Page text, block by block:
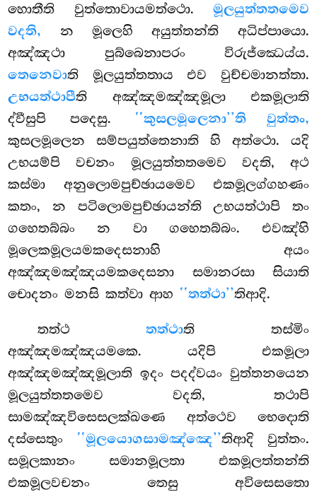
හොතීති වුත්තොවායමත්ථො. මූලයුත්තතමෙව
වදති, න මූලෙහි අයුත්තන්ති අධිප්පායො.
අඤ්ඤථා පුබ්බෙනාපරං විරුජ්ඣෙය්ය.
තෙනෙවාති මූලයුත්තතාය එව වුච්චමානත්තා.
උභයත්ථාපීති අඤ්ඤමඤ්ඤමූලා එකමූලාති
ද්වීසුපි පදෙසු. ‘‘කුසලමූලෙනා’’ති වුත්තං,
කුසලමූලෙන සම්පයුත්තෙනාති හි අත්ථො. යදි
උභයම්පි වචනං මූලයුත්තතමෙව වදති, අථ
කස්මා අනුලොමපුච්ඡායමෙව එකමූලග්ගහණං
කතං, න පටිලොමපුච්ඡායන්ති උභයත්ථාපි තං
ගහෙතබ්බං න වා ගහෙතබ්බං. එවඤ්හි
මූලෙකමූලයමකදෙසනාහි අයං
අඤ්ඤමඤ්ඤයමකදෙසනා සමානරසා සියාති
චොදනං මනසි කත්වා ආහ ‘‘තත්ථා’’තිආදි.
තත්ථතත්ථාති තස්මිං
අඤ්ඤමඤ්ඤයමකෙ. යදිපි එකමූලා
අඤ්ඤමඤ්ඤමූලාති ඉදං පදද්වයං වුත්තනයෙන
මූලයුත්තතමෙව වදති, තථාපි
සාමඤ්ඤවිසෙසලක්ඛණෙ අත්ථෙව භෙදොති
දස්සෙතුං ‘‘මූලයොගසාමඤ්ඤෙ’’තිආදි වුත්තං.
සමූලකානං සමානමූලතා එකමූලත්තන්ති
එකමූලවචනං තෙසු අවිසෙසතො